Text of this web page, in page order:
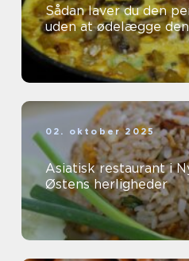
Sådan laver du den
uden at ødelægge den
02. oktober 2025
Asiatisk restaurant i
Østens herligheder